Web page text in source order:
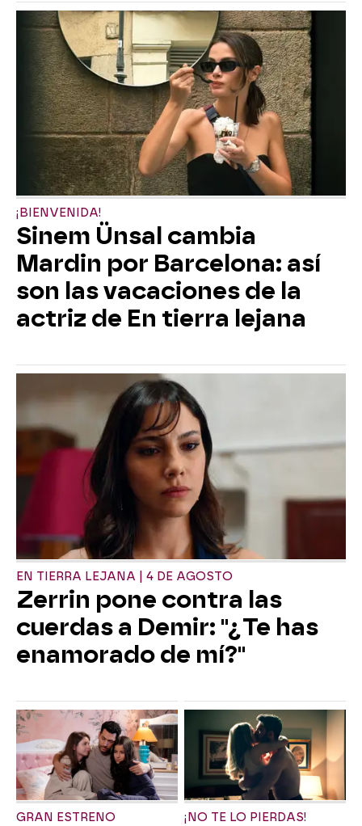
¡BIENVENIDA!
Sinem Ünsal cambia
Mardin por Barcelona: así
son las vacaciones de la
actriz de En tierra lejana
EN TIERRA LEJANA | 4 DE AGOSTO
Zerrin pone contra las
cuerdas a Demir: "¿Te has
enamorado de mí?"
GRAN ESTRENO ¡NO TE LO PIERDAS!